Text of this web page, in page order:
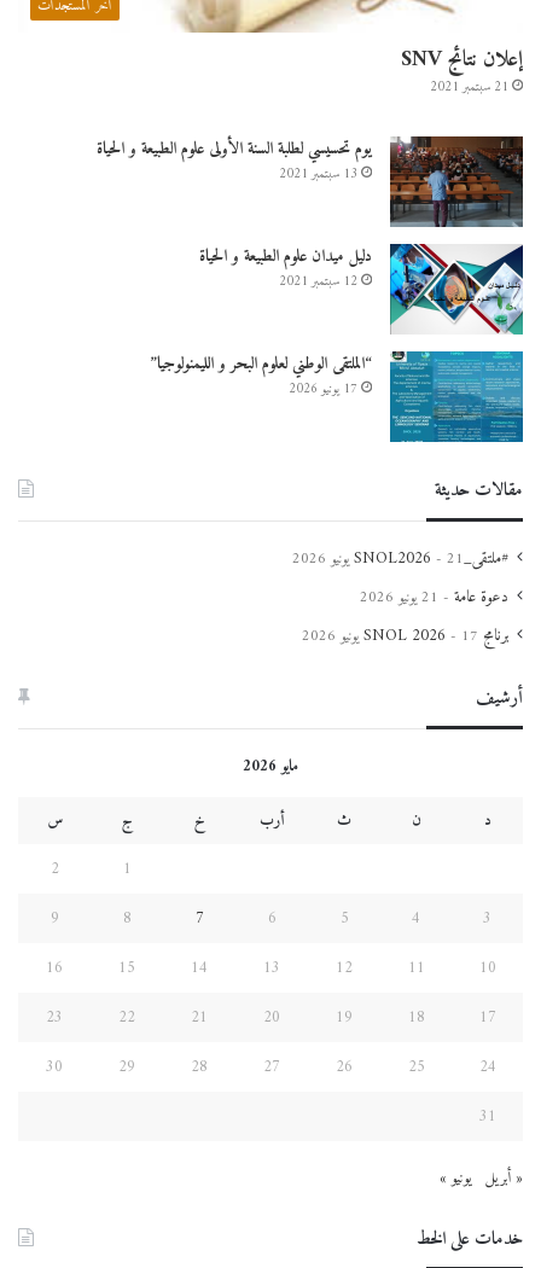
آخر المستجدات
إعلان نتائج SNV
21 سبتمبر 2021
يوم تحسيسي لطلبة السنة الأولى علوم الطبيعة و الحياة
13 سبتمبر 2021
دليل ميدان علوم الطبيعة و الحياة
12 سبتمبر 2021
“الملتقى الوطني لعلوم البحر و الليمنولوجيا”
17 يونيو 2026
مقالات حديثة
#ملتقى_SNOL202621 يونيو 2026
دعوة عامة 21 يونيو 2026
برنامج SNOL 2026 17 يونيو 2026
أرشيف
مايو 2026
د
ن ث أرب خ ج
س
1
2
3
4
5
6
7
8
9
10
11
12
13
14
15
16
17
18
19
20
21
22
23
24
25
26
27
28
29
30
31
« أبريل يونيو »
خدمات على الخط